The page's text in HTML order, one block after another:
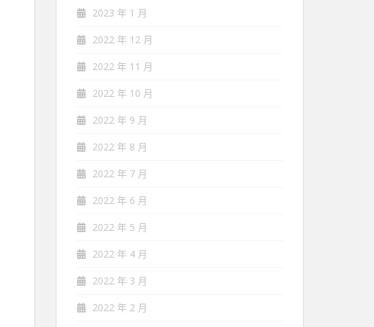
2023 年 1 月
2022 年 12 月
2022 年 11 月
2022 年 10 月
2022 年 9 月
2022 年 8 月
2022 年 7 月
2022 年 6 月
2022 年 5 月
2022 年 4 月
2022 年 3 月
2022 年 2 月